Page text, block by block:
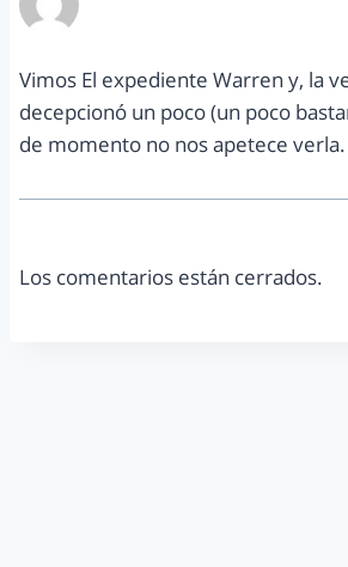
Vimos El expediente Warren y, la
decepcionó un poco (un poco
de momento no nos apetece verla.
Los comentarios están cerrados.